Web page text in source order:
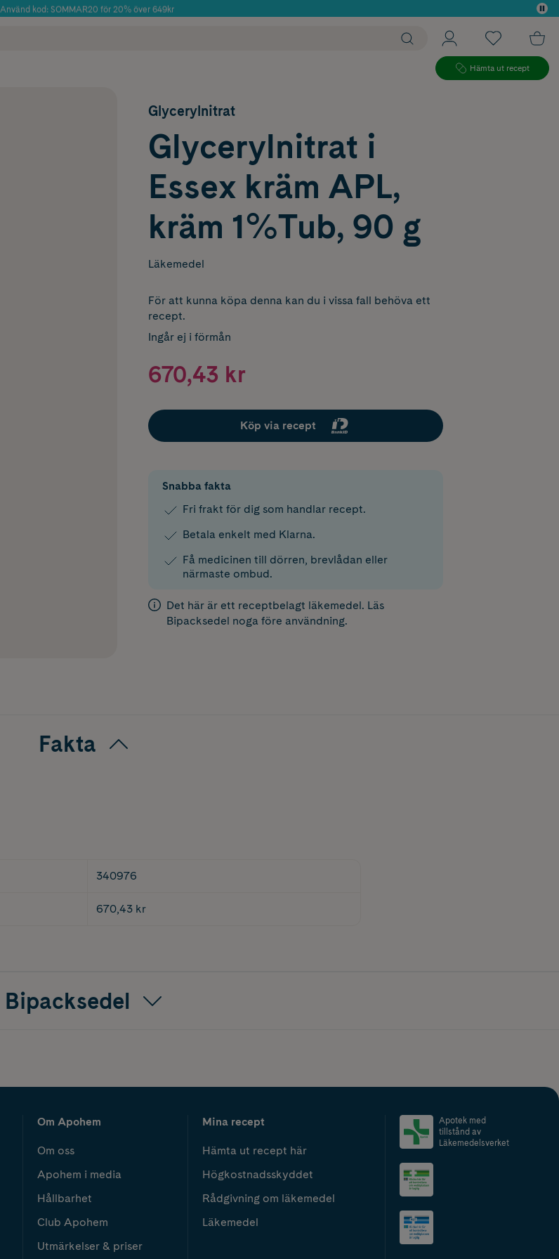
Använd kod: SOMMAR20 för 20% över 649kr
Hämta ut recept
Glycerylnitrat
Glycerylnitrat i
Essex kräm APL,
kräm 1%Tub, 90 g
Läkemedel
För att kunna köpa denna kan du i vissa fall behöva ett
recept.
Ingår ej i förmån
670,43 kr
Köp via recept
Snabba fakta
Fri frakt för dig som handlar recept.
Betala enkelt med Klarna.
Få medicinen till dörren, brevlådan eller
närmaste ombud.
Det här är ett receptbelagt läkemedel. Läs
Bipacksedel noga före användning.
Fakta
340976
670,43 kr
Bipacksedel
Om Apohem
Om oss
Apohem i media
Hållbarhet
Club Apohem
Utmärkelser & priser
Mina recept
Hämta ut recept här
Högkostnadsskyddet
Rådgivning om läkemedel
Läkemedel
Apotek med
tillstånd av
Läkemedelsverket